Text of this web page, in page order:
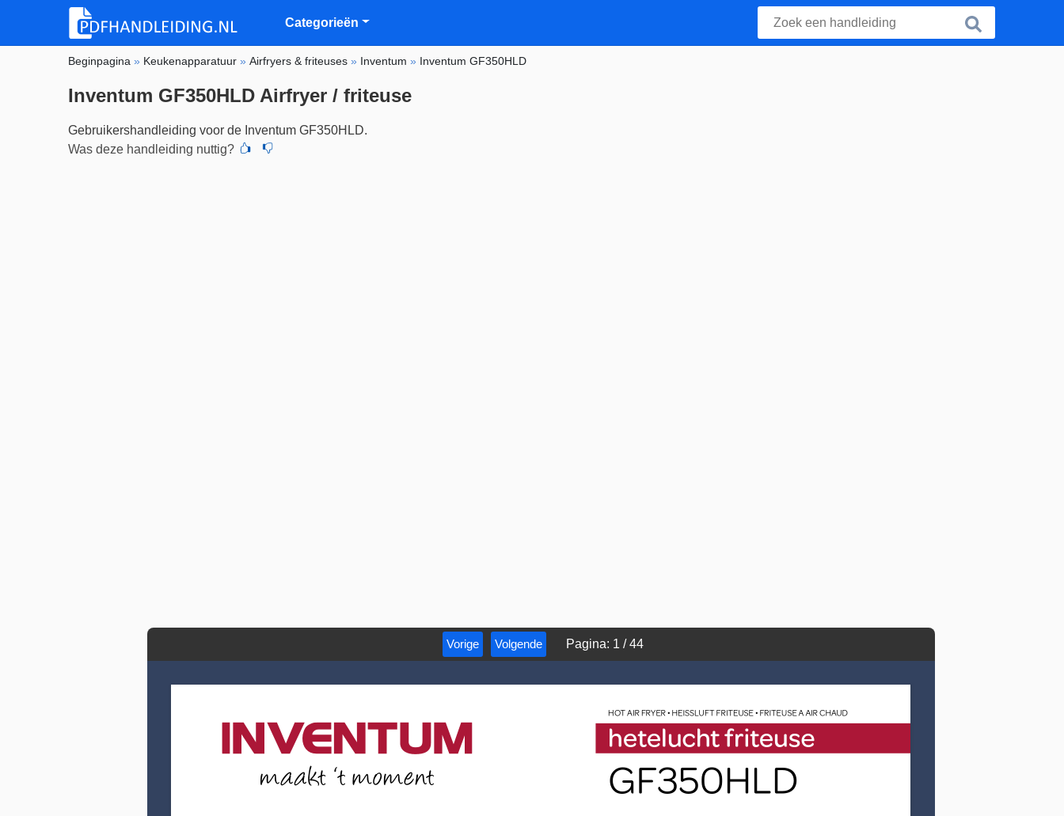
Categorieën
Beginpagina » Keukenapparatuur »Airfryers & friteuses » Inventum » Inventum GF350HLD
Inventum GF350HLD Airfryer / friteuse
Gebruikershandleiding voor de Inventum GF350HLD.
Was deze handleiding nuttig?
Vorige Volgende Pagina: 1 /44